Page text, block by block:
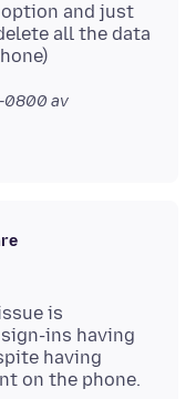
and just
all the data
0800 av
is
ins having
having